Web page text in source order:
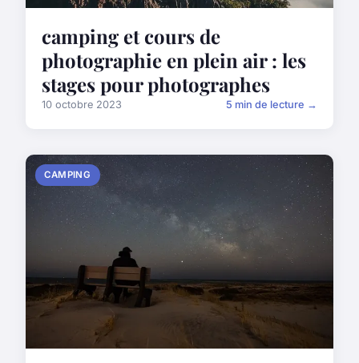
camping et cours de
photographie en plein air : les
stages pour photographes
10 octobre 2023 5 min de lecture →
CAMPING